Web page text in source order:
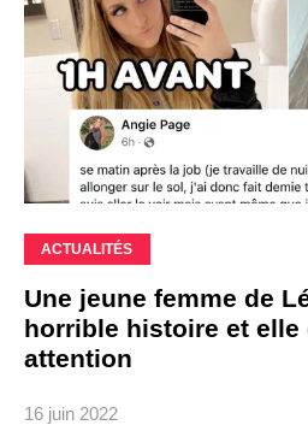
ACTUALITÉS
Une jeune femme de
horrible histoire et elle
attention
16 juin 2022